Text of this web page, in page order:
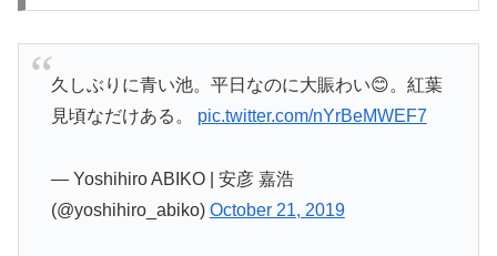
久しぶりに青い池。平日なのに大賑わい😊。紅葉
見頃なだけある。 pic.twitter.com/nYrBeMWEF7
— Yoshihiro ABIKO | 安彦 嘉浩
(@yoshihiro_abiko) October 21, 2019